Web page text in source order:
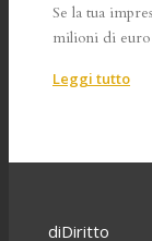
Se la tua
milioni di
Leggi tutto:
diDiritto